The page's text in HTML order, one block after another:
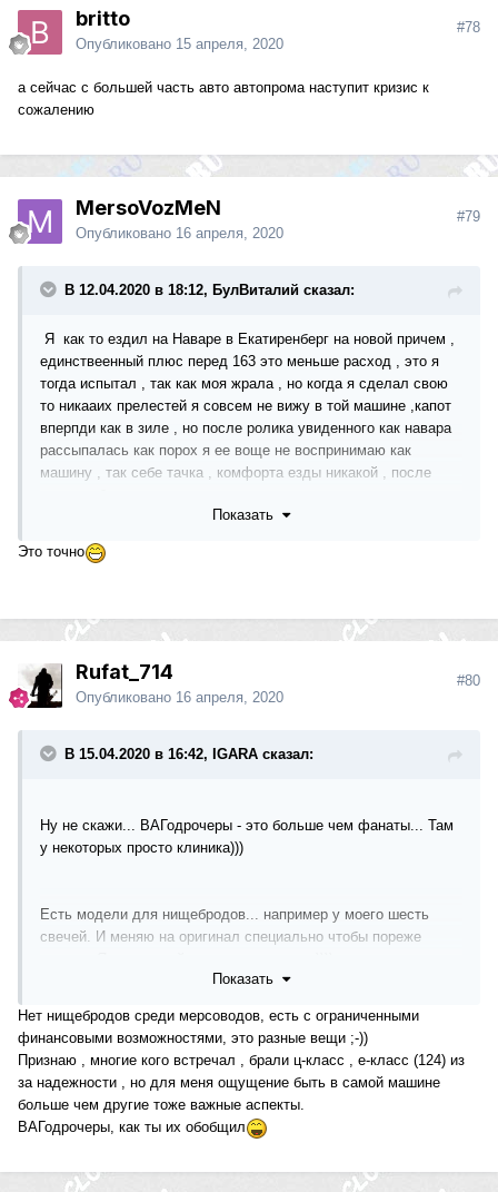
britto
Опубликовано 15 апреля, 2020
#78
а сейчас с большей часть авто автопрома наступит кризис к
сожалению
MersoVozMeN
Опубликовано 16 апреля, 2020
#79
В 12.04.2020 в 18:12, БулВиталий сказал:
Я как то ездил на Наваре в Екатиренберг на новой причем ,
единствеенный плюс перед 163 это меньше расход , это я
тогда испытал , так как моя жрала , но когда я сделал свою
то никааих прелестей я совсем не вижу в той машине ,капот
вперпди как в зиле , но после ролика увиденного как навара
рассыпалась как порох я ее воще не воспринимаю как
машину , так себе тачка , комфорта езды никакой , после
еще дальше были , что касается поспать в ней так вообще не
вариант
Показать
Это точно
Rufat_714
Опубликовано 16 апреля, 2020
#80
В 15.04.2020 в 16:42, IGARA сказал:
Ну не скажи... ВАГодрочеры - это больше чем фанаты... Там
у некоторых просто клиника)))
Есть модели для нищебродов... например у моего шесть
свечей. И меняю на оригинал специально чтобы пореже
Показать
Нет нищебродов среди мерсоводов, есть с ограниченными
финансовыми возможностями, это разные вещи ;-))
Признаю , многие кого встречал , брали ц-класс , е-класс (124) из
за надежности , но для меня ощущение быть в самой машине
больше чем другие тоже важные аспекты.
ВАГодрочеры, как ты их обобщил